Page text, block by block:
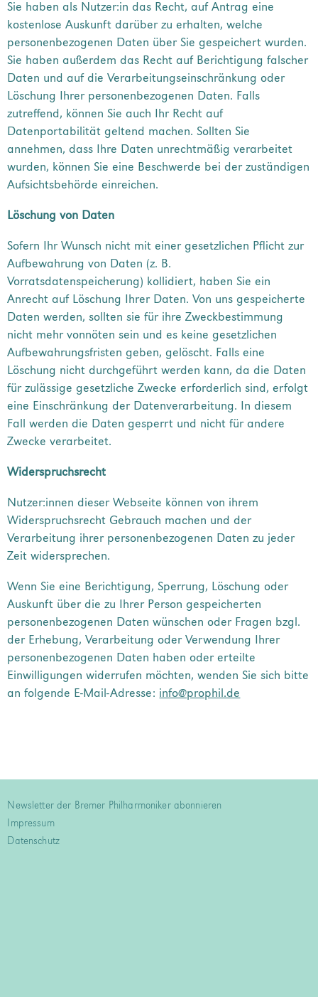
Sie haben als Nutzer:in das Recht, auf Antrag eine
kostenlose Auskunft darüber zu erhalten, welche
personenbezogenen Daten über Sie gespeichert wurden.
Sie haben außerdem das Recht auf Berichtigung falscher
Daten und auf die Verarbeitungseinschränkung oder
Löschung Ihrer personenbezogenen Daten. Falls
zutreffend, können Sie auch Ihr Recht auf
Datenportabilität geltend machen. Sollten Sie
annehmen, dass Ihre Daten unrechtmäßig verarbeitet
wurden, können Sie eine Beschwerde bei der zuständigen
Aufsichtsbehörde einreichen.
Löschung von Daten
Sofern Ihr Wunsch nicht mit einer gesetzlichen Pflicht zur
Aufbewahrung von Daten (z. B.
Vorratsdatenspeicherung) kollidiert, haben Sie ein
Anrecht auf Löschung Ihrer Daten. Von uns gespeicherte
Daten werden, sollten sie für ihre Zweckbestimmung
nicht mehr vonnöten sein und es keine gesetzlichen
Aufbewahrungsfristen geben, gelöscht. Falls eine
Löschung nicht durchgeführt werden kann, da die Daten
für zulässige gesetzliche Zwecke erforderlich sind, erfolgt
eine Einschränkung der Datenverarbeitung. In diesem
Fall werden die Daten gesperrt und nicht für andere
Zwecke verarbeitet.
Widerspruchsrecht
Nutzer:innen dieser Webseite können von ihrem
Widerspruchsrecht Gebrauch machen und der
Verarbeitung ihrer personenbezogenen Daten zu jeder
Zeit widersprechen.
Wenn Sie eine Berichtigung, Sperrung, Löschung oder
Auskunft über die zu Ihrer Person gespeicherten
personenbezogenen Daten wünschen oder Fragen bzgl.
der Erhebung, Verarbeitung oder Verwendung Ihrer
personenbezogenen Daten haben oder erteilte
Einwilligungen widerrufen möchten, wenden Sie sich bitte
an folgende E-Mail-Adresse: info@prophil.de
Newsletter der Bremer Philharmoniker abonnieren
Impressum
Datenschutz